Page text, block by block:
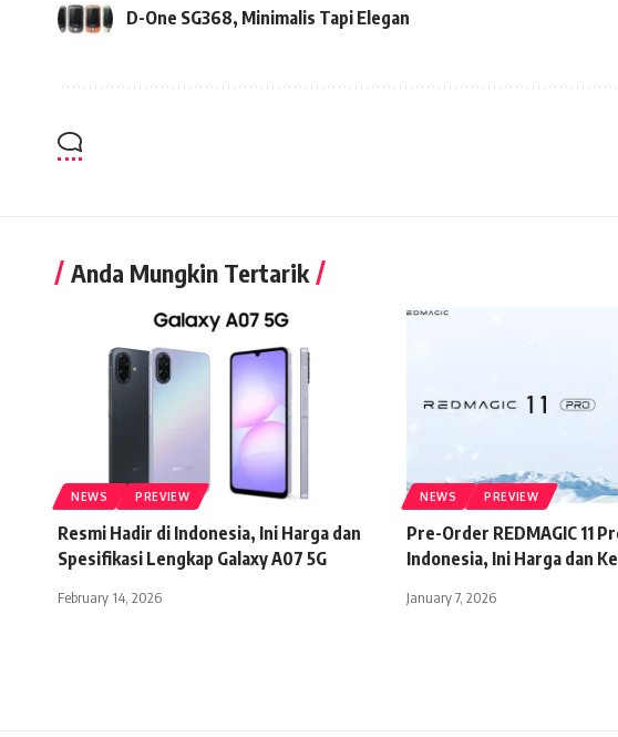
D-One SG368, Minimalis Tapi Elegan
Anda Mungkin Tertarik
NEWS PREVIEW
Resmi Hadir di Indonesia, Ini Harga dan
Spesifikasi Lengkap Galaxy A07 5G
February 14, 2026
NEWS PREVIEW
Pre-Order REDMAGIC 11
Indonesia, Ini Harga dan
January 7, 2026